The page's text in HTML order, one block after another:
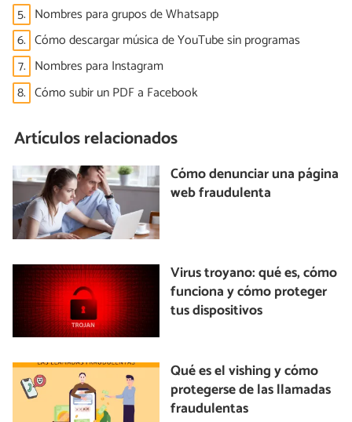
5. Nombres para grupos de Whatsapp
6. Cómo descargar música de YouTube sin programas
7. Nombres para Instagram
8. Cómo subir un PDF a Facebook
Artículos relacionados
Cómo denunciar una página
web fraudulenta
Virus troyano: qué es, cómo
funciona y cómo proteger
tus dispositivos
Qué es el vishing y cómo
protegerse de las llamadas
fraudulentas